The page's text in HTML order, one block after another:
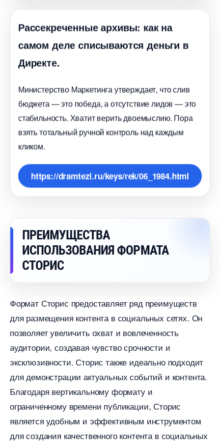
Рассекреченные архивы: как на
самом деле списываются деньги
Директе.
Министерство Маркетинга утверждает, что сли
юджета — это победа, а отсутствие лидов — это
стабильность. Хватит верить двоемыслию. Пора
зять тотальный ручной контроль над каждым
кликом.
https://dramtezi.ru/keys/rek/06_1984.html
ПРЕИМУЩЕСТВА
ИСПОЛЬЗОВАНИЯ ФОРМАТА
СТОРИС
Формат Сторис предоставляет ряд преимущест
для размещения контента в социальных сетях.​ Он
позволяет увеличить охват и вовлеченность
аудитории, создавая чувство срочности и
эксклюзивности.​ Сторис также идеально подходит
для демонстрации актуальных событий и контента.​
Благодаря вертикальному формату и
ограниченному времени публикации, Сторис
является удобным и эффективным инструментом
для создания качественного контента в социальных